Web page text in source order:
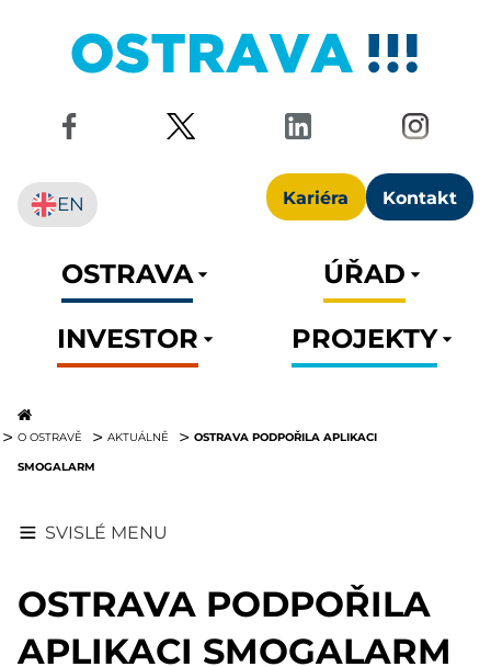
Kariéra Kontakt
EN
OSTRAVA
ÚŘAD
INVESTOR
PROJEKTY
O OSTRAVĚ AKTUÁLNĚ
OSTRAVA PODPOŘILA APLIKACI
SMOGALARM
SVISLÉ MENU
OSTRAVA PODPOŘILA
APLIKACI SMOGALARM